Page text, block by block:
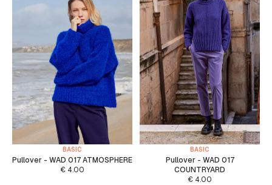
BASIC
Pullover - WAD 017 ATMOSPHERE
€ 4.00
BASIC
Pullover - WAD 017
COUNTRYARD
€ 4.00